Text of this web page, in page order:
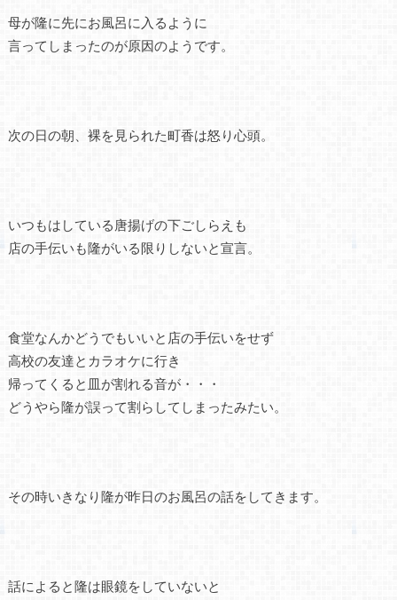
母が隆に先にお風呂に入るように
言ってしまったのが原因のようです。
次の日の朝、裸を見られた町香は怒り心頭。
いつもはしている唐揚げの下ごしらえも
店の手伝いも隆がいる限りしないと宣言。
食堂なんかどうでもいいと店の手伝いをせず
高校の友達とカラオケに行き
帰ってくると皿が割れる音が・・・
どうやら隆が誤って割らしてしまったみたい。
その時いきなり隆が昨日のお風呂の話をしてきます。
話によると隆は眼鏡をしていないと